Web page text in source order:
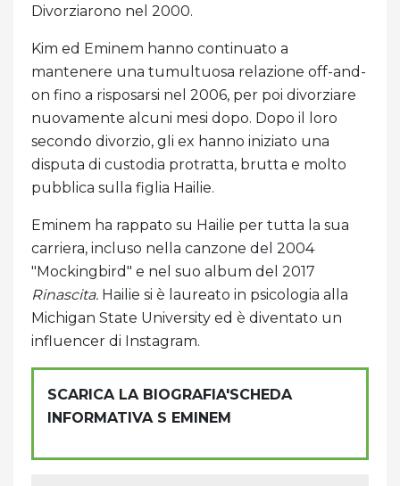
Divorziarono nel 2000.
Kim ed Eminem hanno continuato a
mantenere una tumultuosa relazione off-and-
on fino a risposarsi nel 2006, per poi divorziare
nuovamente alcuni mesi dopo. Dopo il loro
secondo divorzio, gli ex hanno iniziato una
disputa di custodia protratta, brutta e molto
pubblica sulla figlia Hailie.
Eminem ha rappato su Hailie per tutta la sua
carriera, incluso nella canzone del 2004
"Mockingbird" e nel suo album del 2017
Rinascita. Hailie si è laureato in psicologia alla
Michigan State University ed è diventato un
influencer di Instagram.
SCARICA LA BIOGRAFIA'SCHEDA
INFORMATIVA S EMINEM